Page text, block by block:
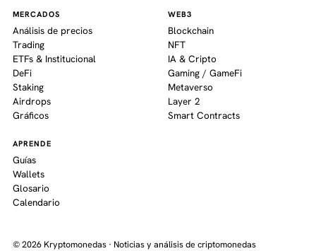
MERCADOS
Análisis de precios
Trading
ETFs & Institucional
DeFi
Staking
Airdrops
Gráficos
WEB3
Blockchain
NFT
IA & Cripto
Gaming / GameFi
Metaverso
Layer 2
Smart Contracts
APRENDE
Guías
Wallets
Glosario
Calendario
© 2026 Kryptomonedas · Noticias y análisis de criptomonedas